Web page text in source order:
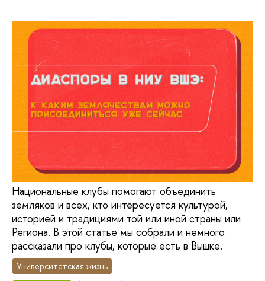
Национальные клубы помогают объединить
земляков и всех, кто интересуется культурой,
историей и традициями той или иной страны или
Региона. В этой статье мы собрали и немного
рассказали про клубы, которые есть в Вышке.
Университетская жизнь